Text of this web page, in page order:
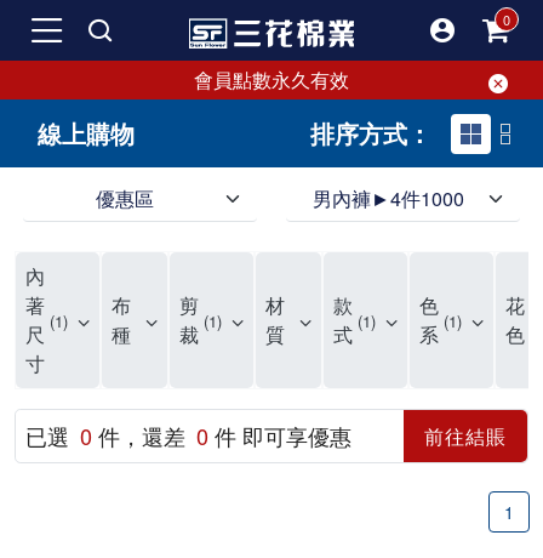
會員點數永久有效
線上購物 排序方式：
優惠區 男內褲►4件1000
三花男內褲提供最平實好搭的男內褲選擇。採用高品質原料製成，三花男內褲擁有絕佳彈性與透氣度，怎麼穿都舒適不用擔心造成肌膚困擾，立體剪裁全面大升級，滿意度百分百。
三花男內褲是男生首選品牌，適合休閒與運動。彈性好，人體工學剪裁，立體效果佳，舒適感大提升，魅力指數破表！
市佔率高達50年！三花專注設計，提升舒適與耐用，針對亞洲男性剪裁，大動作不卡襠。
三花男內褲採用優質棉料製成，褲身擁有超過千個散熱孔，吸汗透氣，柔順舒適，解決一般男內褲的悶熱問題。針對亞洲男性體型的立體剪裁設計，告別卡襠煩惱，自如大動作。三花男內褲市佔率高，專注製造與開發超過50年，提升舒適度與耐用性，深受網友推崇。五片式剪裁設計，適合各種身形及風格，給予肌膚前所未有的透氣舒適體驗。
【心情閒聊】男內褲的一些小心得?! 身為一名廣告代理商的社群小編，每次接到新客戶都需做好充足的產業功課，以免在撰寫廣告時顯得膚淺。美妝和流行服飾的客戶總讓我感到一點小確幸，因為可以搶先試用到新產品，或請客戶幫忙以員工價購買商品，讓人有中獎的小喜悅。 這次的客戶卻是-男內褲! 男內褲! 男內褲! 由於是第一次接觸這類產品，所以特地重複三次來表達內心的震驚。因為獨處時間較長，對於男內褲的研究多少有些害羞。因而硬著頭皮買了好幾件男內褲進行研究。 家裡沒有兄弟，也沒有可以直接聊男內褲的男性朋友，自己去買男內褲真的需要一些勇氣。我感謝現在的高科技網購，讓我不用親自到店面盯著男內褲看，也能輕鬆購買到不同種類的男內褲，真是感恩網路! 在Google搜尋 ""男內褲""，瞬間出現許多品牌，男內褲的世界真是博大精深呢。我開始扮演男內褲研究生，對男內褲進行分類：從長短、高低中腰到情趣男內褲，各式各樣應有盡有。好險此次的客戶是比較中規中矩的，情趣類的男內褲不在研究範圍，不然一直盯著穿內褲的模特兒看也太難為情了。 男內褲的設計功能其實不亞於女生內衣。由於男生身體結構的關係，需要更細心的設計。市面上較大的品牌有老牌的三花、三槍、宜而爽等，還有大手筆請代言人的CK、PLAYBOY等品牌。要選男內褲，實在需要下些功夫。 我將男內褲分為兩個面向：花色和功能設計。選擇男內褲的花色非常重要，因為能看出個人的品味和對內外搭配的重視程度。宅男們穿著50歲阿伯的花色內褲，或是穿白褲子搭配大黑色內褲，都是不OK的搭配。 功能設計則是對重要部位的保?。為了確保舒適性，有的內褲設計了開襟方便上廁所，有的設計了專屬囊袋固定，更有五片立體剪裁，或者強調視覺效果的內褲。這些設計不僅滿足基本的生理需求，更進階到心靈上的滿足。 以往從未想過要認真研究男內褲，直到這次工作的契機才真正了解男內褲的繁複。男內褲花色多樣，研究起來花費了不少時間。與男內褲客戶窗口交流，我這個女專案可能會有一段尷尬期，希望自己討論時不會笑場。雖然我無法真正體驗男內褲的全部功能，但透過揣測和客戶專業的回答，依然探詢到了許多有趣的現象。 某些網友反應某些國外品牌的男內褲不好穿，可能因為這些品牌是按照西方身材比例製造，不太適合台灣男性。同樣的現象也出現在女性內衣上，所以選擇適合自己的內褲才是最重要的。 以上只是我的心情抒發，沒有針對任何一家男內褲品牌，歡迎更多對男內褲有興趣的朋友加入研究行列！"
內
著
尺
寸
1
布
種
剪
裁 1
材
質
款
式 1
色
系 1
花
色
已選 0件，還差 0件 即可享優惠 前往結賬
1